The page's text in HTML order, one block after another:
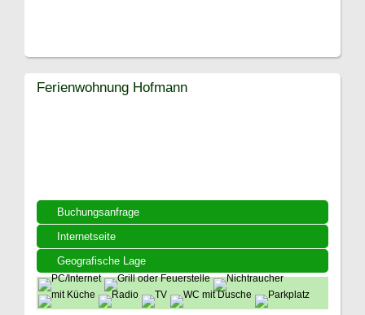
Buchungsanfrage
Internetseite
Geografische Lage
Ferienwohnung Hofmann